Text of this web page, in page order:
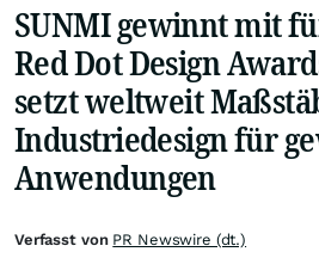
SUNMI gewinnt mit
Red Dot Design
setzt weltweit
Industriedesign für
Anwendungen
Verfasst von PR Newswire (dt.)